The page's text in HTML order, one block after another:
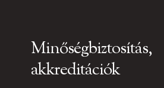
Minőségbiztosítás,
akkreditációk